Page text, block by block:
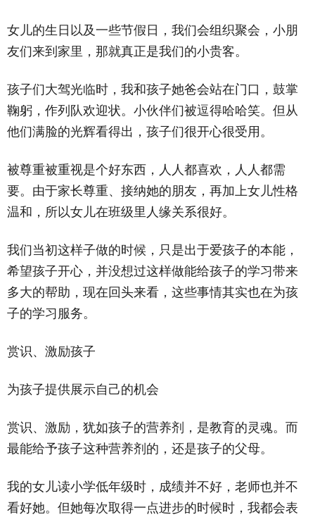
女儿的生日以及一些节假日，我们会组织聚会，小朋
友们来到家里，那就真正是我们的小贵客。
孩子们大驾光临时，我和孩子她爸会站在门口，鼓掌
鞠躬，作列队欢迎状。小伙伴们被逗得哈哈笑。但从
他们满脸的光辉看得出，孩子们很开心很受用。
被尊重被重视是个好东西，人人都喜欢，人人都需
要。由于家长尊重、接纳她的朋友，再加上女儿性格
温和，所以女儿在班级里人缘关系很好。
我们当初这样子做的时候，只是出于爱孩子的本能，
希望孩子开心，并没想过这样做能给孩子的学习带来
多大的帮助，现在回头来看，这些事情其实也在为孩
子的学习服务。
赏识、激励孩子
为孩子提供展示自己的机会
赏识、激励，犹如孩子的营养剂，是教育的灵魂。而
最能给予孩子这种营养剂的，还是孩子的父母。
我的女儿读小学低年级时，成绩并不好，老师也并不
看好她。但她每次取得一点进步的时候时，我都会表